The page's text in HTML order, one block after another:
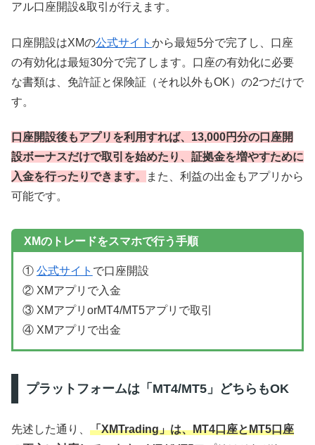
アル口座開設&取引が行えます。
口座開設はXMの公式サイト から最短5分で完了し、口座
の有効化は最短30分で完了します。口座の有効化に必要
な書類は、免許証と保険証（それ以外もOK）の2つだけで
す。
口座開設後もアプリを利用すれば、13,000円分の口座開
設ボーナスだけで取引を始めたり、証拠金を増やすために
入金を行ったりできます。
また、利益の出金もアプリから
可能です。
XMのトレードをスマホで行う手順
① 公式サイト で口座開設
② XMアプリで入金
③ XMアプリorMT4/MT5アプリで取引
④ XMアプリで出金
プラットフォームは「MT4/MT5」どちらもOK
先述した通り、 「XMTrading」は、MT4口座とMT5口座